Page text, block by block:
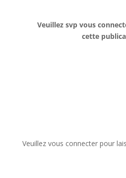
Veuillez svp vous
cette
Veuillez vous connecter pour